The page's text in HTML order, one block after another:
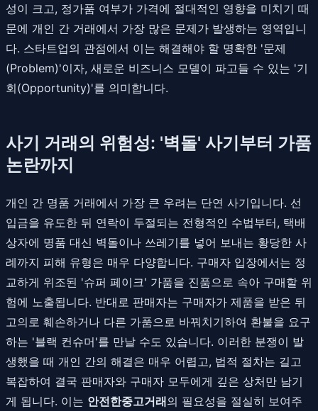
성이 크고, 정가품 여부가 가격에 절대적인 영향을 미치기 때
문에 개인 간 거래에서 가장 많은 문제가 발생하는 영역입니
다. 스타트업의 관점에서 이는 해결해야 할 명확한 '문제
(Problem)'이자, 새로운 비즈니스 모델이 파고들 수 있는 '기
회(Opportunity)'를 의미합니다.
사기 거래의 위험성: '벽돌' 사기부터 가품
논란까지
개인 간 명품 거래에서 가장 큰 우려는 단연 사기입니다. 선
입금을 유도한 뒤 연락이 두절되는 전형적인 수법부터, 택배
상자에 명품 대신 벽돌이나 쓰레기를 넣어 보내는 황당한 사
례까지 피해 유형은 매우 다양합니다. 구매자 입장에서는 정
교하게 위조된 '슈퍼 페이크' 가품을 진품으로 속아 구매할 위
험에 노출됩니다. 반대로 판매자는 구매자가 제품을 받은 뒤
고의로 훼손하거나 다른 가품으로 바꿔치기하여 환불을 요구
하는 '블랙 컨슈머'를 만날 수도 있습니다. 이러한 분쟁이 발
생했을 때 개인 간의 해결은 매우 어렵고, 법적 절차는 길고
복잡하여 결국 판매자와 구매자 모두에게 깊은 상처만 남기
게 됩니다. 이는 안전한중고거래의 필요성을 절실히 보여주